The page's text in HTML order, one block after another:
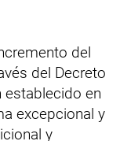
del
del Decreto
establecido en
excepcional y
y